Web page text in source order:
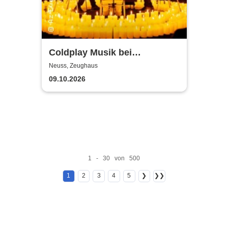
Coldplay Musik bei
Kerzenschein
Neuss, Zeughaus
09.10.2026
1 - 30 von 500
1 2 3 4 5 ❯ ❯❯